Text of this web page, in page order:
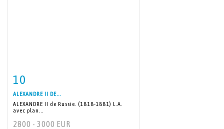
10
ALEXANDRE II DE...
ALEXANDRE II de Russie. (1818-1881) L.A.
avec plan...
2800 - 3000 EUR